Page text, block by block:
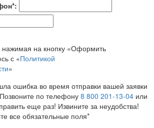
на кнопку «Оформить
с «Политикой
»
ошибка во время отправки вашей заявки
по телефону 8 800 201-13-04 или
еще раз! Извините за неудобства!
все обязательные поля*